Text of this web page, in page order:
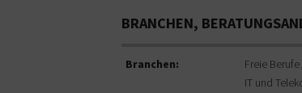
BRANCHEN,
Branchen: Freie Berufe
IT und